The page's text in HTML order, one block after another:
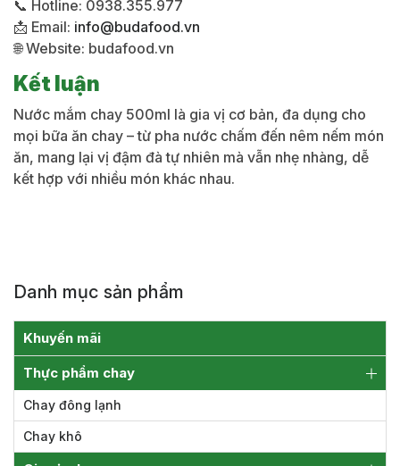
📞 Hotline: 0938.355.977
📩 Email: info@budafood.vn
🌐 Website: budafood.vn
Kết luận
Nước mắm chay 500ml là gia vị cơ bản, đa dụng cho
mọi bữa ăn chay – từ pha nước chấm đến nêm nếm món
ăn, mang lại vị đậm đà tự nhiên mà vẫn nhẹ nhàng, dễ
kết hợp với nhiều món khác nhau.
Danh mục sản phẩm
Khuyến mãi
Thực phẩm chay
Chay đông lạnh
Chay khô